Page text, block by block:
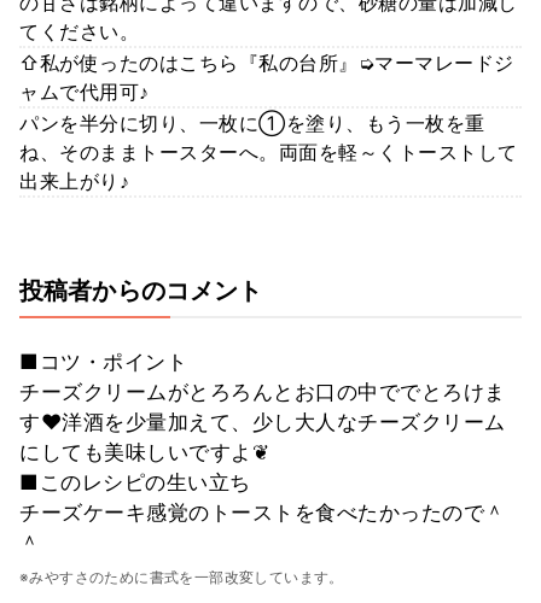
てください。
⇧私が使ったのはこちら『私の台所』➭マーマレードジ
ャムで代用可♪
パンを半分に切り、一枚に①を塗り、もう一枚を重
ね、そのままトースターへ。両面を軽～くトーストして
出来上がり♪
投稿者からのコメント
■コツ・ポイント
チーズクリームがとろろんとお口の中ででとろけま
す❤洋酒を少量加えて、少し大人なチーズクリーム
にしても美味しいですよ❦
■このレシピの生い立ち
チーズケーキ感覚のトーストを食べたかったので＾
＾
※みやすさのために書式を一部改変しています。